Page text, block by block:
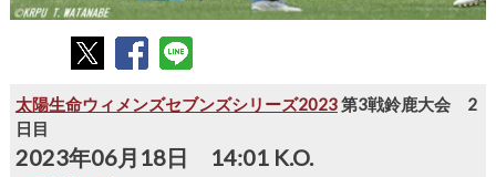
太陽生命ウィメンズセブンズシリーズ2023第3戦鈴鹿大会 2
日目
2023年06月18日 14:01 K.O.